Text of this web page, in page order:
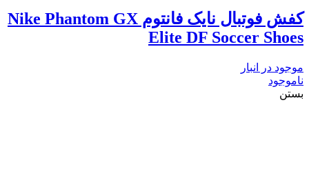
کفش فوتبال نایک فانتوم Nike Phantom GX
Elite DF Soccer Shoes
موجود در انبار
ناموجود
بستن